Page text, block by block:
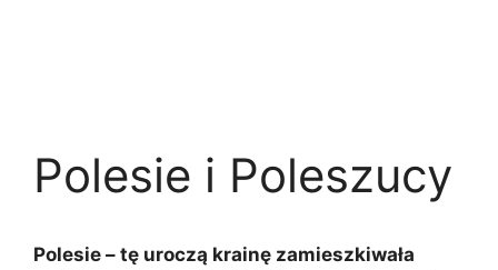
Polesie i Poleszucy
Polesie – tę uroczą krainę zamieszkiwała